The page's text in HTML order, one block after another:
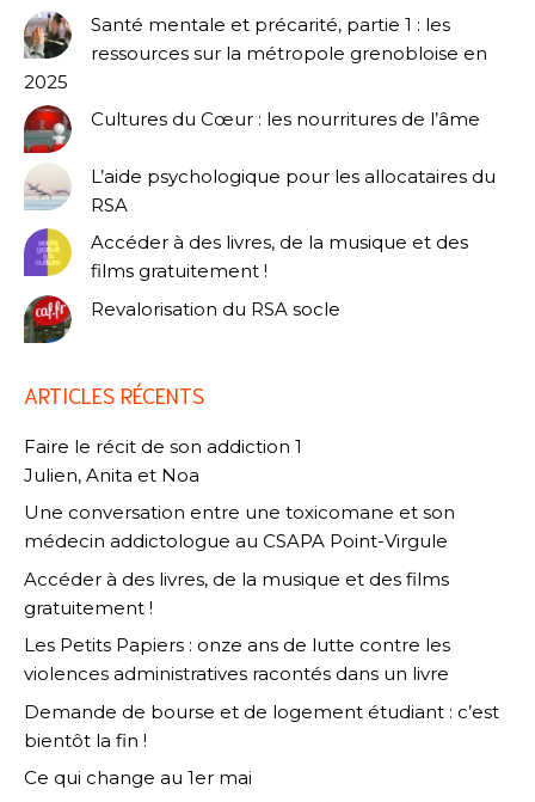
Santé mentale et précarité, partie 1 : les
ressources sur la métropole grenobloise en
2025
Cultures du Cœur : les nourritures de l’âme
L’aide psychologique pour les allocataires du
RSA
Accéder à des livres, de la musique et des
films gratuitement !
Revalorisation du RSA socle
ARTICLES RÉCENTS
Faire le récit de son addiction 1
Julien, Anita et Noa
Une conversation entre une toxicomane et son
médecin addictologue au CSAPA Point-Virgule
Accéder à des livres, de la musique et des films
gratuitement !
Les Petits Papiers : onze ans de lutte contre les
violences administratives racontés dans un livre
Demande de bourse et de logement étudiant : c’est
bientôt la fin !
Ce qui change au 1er mai